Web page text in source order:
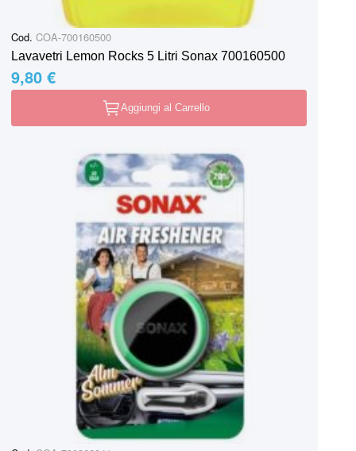
Cod. COA-700160500
Lavavetri Lemon Rocks 5 Litri Sonax 700160500
9,80 €
Aggiungi al Carrello